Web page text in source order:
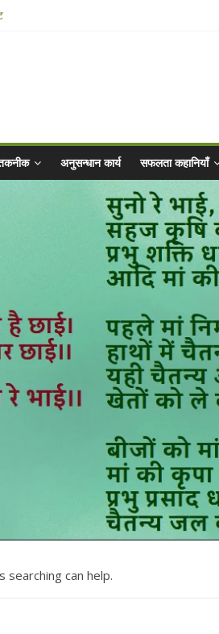
for Sahaj Krishi Promotions
- 2025-26
Water
अनुसन्धान कार्य सफलता कहानियाँ
searching can help.